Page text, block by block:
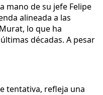
mano de su jefe Felipe
alineada a las
lo que ha
décadas. A pesar
tentativa, refleja una